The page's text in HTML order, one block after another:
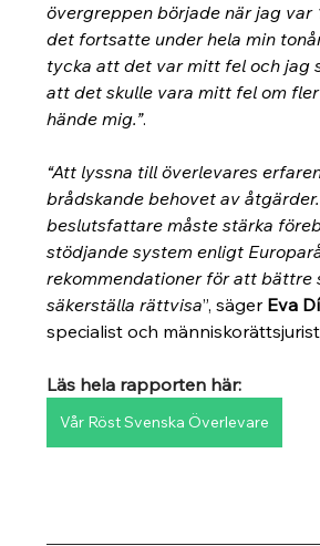
övergreppen började när jag var
det fortsatte under hela min
tycka att det var mitt fel och jag
att det skulle vara mitt fel om
hände mig.”.
“Att lyssna till överlevares
brådskande behovet av
beslutsfattare måste stärka
stödjande system enligt
rekommendationer för att bättre
säkerställa rättvisa”, säger Eva
specialist och
Läs hela rapporten här:
Vår Röst Svenska Överlevare